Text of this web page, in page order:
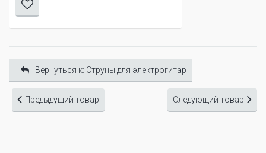
Вернуться к: Cтруны для электрогитар
Предыдущий товар Следующий товар